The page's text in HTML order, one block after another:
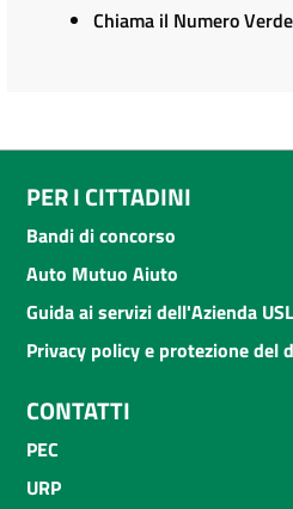
Chiama il Numero
PER I CITTADINI
Bandi di concorso
Auto Mutuo Aiuto
Guida ai servizi dell'Azienda
Privacy policy e protezione del
CONTATTI
PEC
URP